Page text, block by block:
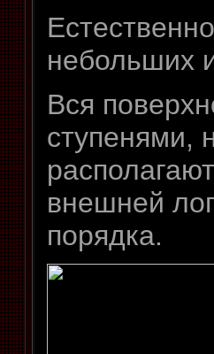
небольших
Вся
ступенями,
внешней
порядка.